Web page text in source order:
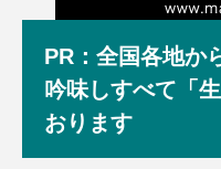
PR：全国各地か
吟味しすべて「
おります